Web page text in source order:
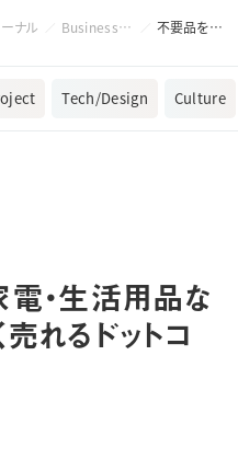
ナル Business/Project 不要品を売ろう！家電・生活用品などの買取なら「高く売れるドットコム」
Tech/Design Culture
電・生活用品な
れるドットコ